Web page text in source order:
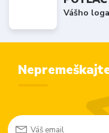
Vášho